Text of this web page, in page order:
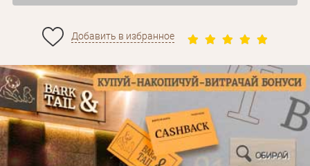
Добавить в избранное
Личные данные